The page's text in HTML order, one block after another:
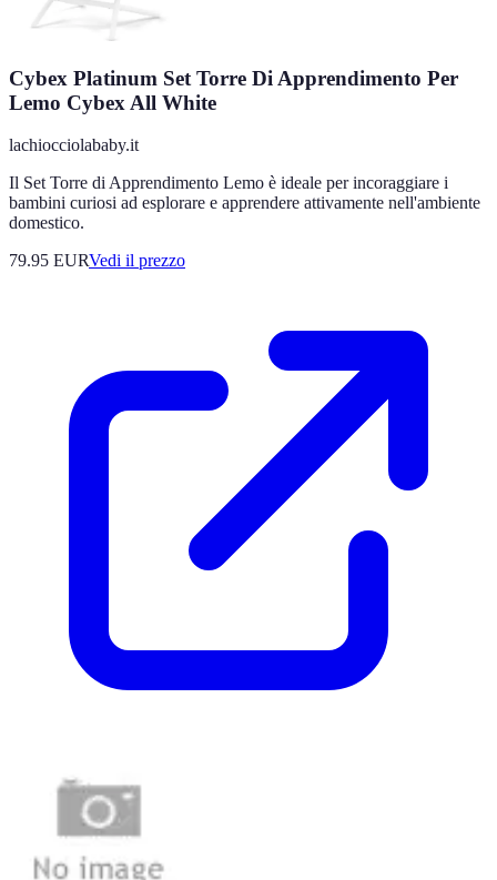
Cybex Platinum Set Torre Di Apprendimento Per
Lemo Cybex All White
lachiocciolababy.it
Il Set Torre di Apprendimento Lemo è ideale per incoraggiare i
bambini curiosi ad esplorare e apprendere attivamente nell'ambiente
domestico.
79.95 EURVedi il prezzo